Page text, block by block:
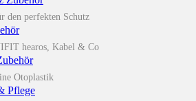
den perfekten Schutz
hearos, Kabel & Co
Otoplastik
Pflege